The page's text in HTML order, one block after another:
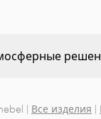
| Все изделия |